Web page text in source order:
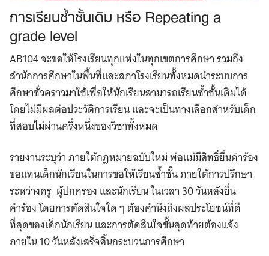
การเรียนซ้ำชั้นเดิม หรือ Repeating a
grade level
AB104 จะขอให้โรงเรียนทุกแห่งในทุกเขตการศึกษา รวมถึง
สำนักการศึกษาในพื้นที่และสภาโรงเรียนทั้งหมดนำระบบการ
ศึกษาชั่วคราวมาใช้เพื่อให้นักเรียนสามารถเรียนซ้ำชั้นเดิมได้
โดยไม่มีผลต่อประวัติการเรียน และจะเป็นทางเลือกสำหรับเด็ก
ที่สอบไม่ผ่านครึ่งหนึ่งของวิชาทั้งหมด
รายงานระบุว่า ภายใต้กฎหมายฉบับใหม่ พ่อแม่มีสิทธิ์ยื่นคำร้อง
ขอแทนเด็กนักเรียนในการขอให้เรียนซ้ำชั้น ภายใต้การปรึกษา
ระหว่างครู ผู้ปกครอง และนักเรียน ในเวลา 30 วันหลังยื่น
คำร้อง โดยการตัดสินใจใด ๆ ต้องคำนึงถึงผลประโยชน์ที่ดี
ที่สุดของเด็กนักเรียน และการตัดสินใจขั้นสุดท้ายต้องแจ้ง
ภายใน 10 วันหลังเสร็จสิ้นกระบวนการศึกษา